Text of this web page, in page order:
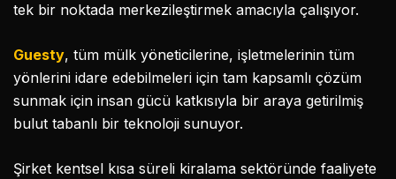
tek bir noktada merkezileştirmek amacıyla çalışıyor.
Guesty, tüm mülk yöneticilerine, işletmelerinin tüm
yönlerini idare edebilmeleri için tam kapsamlı çözüm
sunmak için insan gücü katkısıyla bir araya getirilmiş
bulut tabanlı bir teknoloji sunuyor.
Şirket kentsel kısa süreli kiralama sektöründe faaliyete